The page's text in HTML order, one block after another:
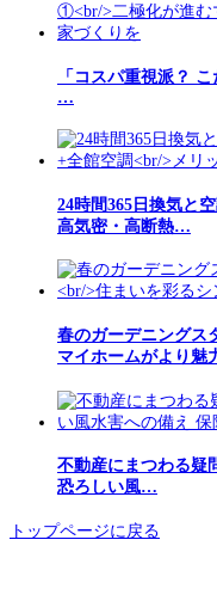
「コスパ重視派？
…
24時間365日換気と
高気密・高断熱…
春のガーデニングス
マイホームがより魅
不動産にまつわる疑
恐ろしい風…
トップページに戻る